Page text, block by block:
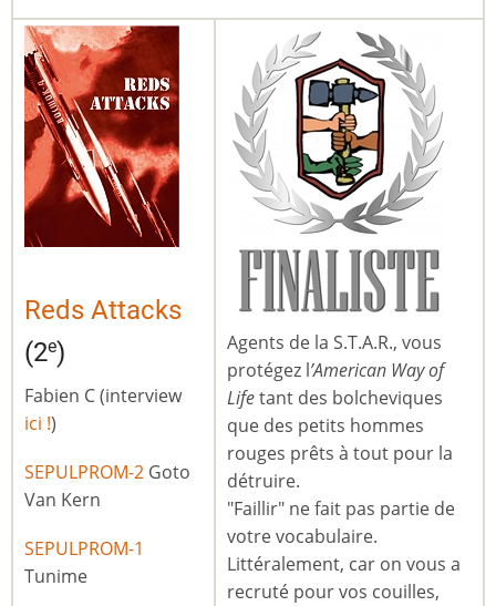
Reds Attacks
(2e)
Fabien C (interview
ici !)
SEPULPROM-2 Goto
Van Kern
SEPULPROM-1
Tunime
Agents de la S.T.A.R., vous
protégez l’American Way of
Lifetant des bolcheviques
que des petits hommes
rouges prêts à tout pour la
détruire.
"Faillir" ne fait pas partie de
votre vocabulaire.
Littéralement, car on vous a
recruté pour vos couilles,